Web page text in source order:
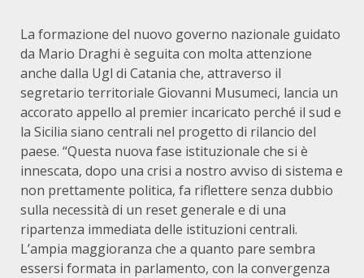
La formazione del nuovo governo nazionale guidato
da Mario Draghi è seguita con molta attenzione
anche dalla Ugl di Catania che, attraverso il
segretario territoriale Giovanni Musumeci, lancia un
accorato appello al premier incaricato perché il sud e
la Sicilia siano centrali nel progetto di rilancio del
paese. “Questa nuova fase istituzionale che si è
innescata, dopo una crisi a nostro avviso di sistema e
non prettamente politica, fa riflettere senza dubbio
sulla necessità di un reset generale e di una
ripartenza immediata delle istituzioni centrali.
L’ampia maggioranza che a quanto pare sembra
essersi formata in parlamento, con la convergenza